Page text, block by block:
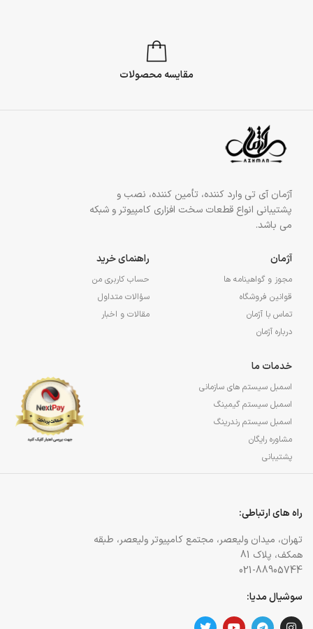
مقایسه محصولات
آژمان آی تی وارد کننده، تأمین کننده، نصب و
پشتیبانی انواع قطعات سخت افزاری کامپیوتر و شبکه
می باشد.
آژمان
مجوز و گواهینامه ها
قوانین فروشگاه
تماس با آژمان
درباره آژمان
راهنمای خرید
حساب کاربری من
سؤالات متداول
مقالات و اخبار
خدمات ما
اسمبل سیستم های سازمانی
اسمبل سیستم گیمینگ
اسمبل سیستم رندرینگ
مشاوره رایگان
پشتیبانی
راه های ارتباطی:
تهران، میدان ولیعصر، مجتمع کامپیوتر ولیعصر، طبقه
همکف، پلاک 81
021-88905744
سوشیال مدیا: